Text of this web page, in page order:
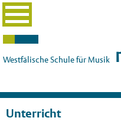
Westfälische Schule für Musik
Unterricht